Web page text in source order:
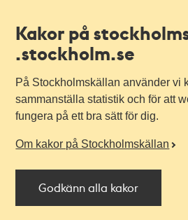
Kakor på
.stockholm.se
På Stockholmskällan använder vi
sammanställa statistik och för att
fungera på ett bra sätt för dig.
Om kakor på Stockholmskällan
Godkänn alla kakor